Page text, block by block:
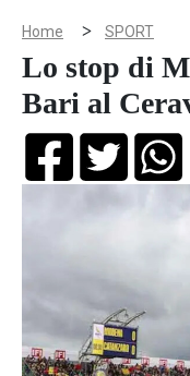
Home > SPORT
Lo stop di
Bari al